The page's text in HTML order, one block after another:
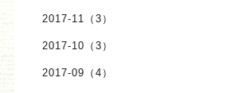
2017-11（3）
2017-10（3）
2017-09（4）